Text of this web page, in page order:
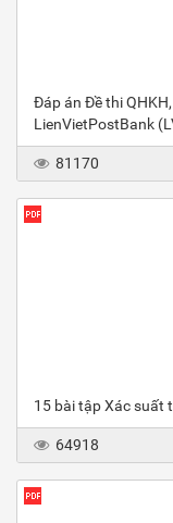
Đáp án Đề thi
LienVietPostBank
81170
15 bài tập Xác suất
64918